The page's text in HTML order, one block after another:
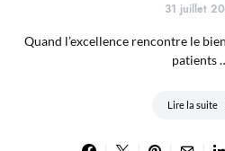
31 juillet
Quand l’excellence rencontre le
patients
Lire la suite